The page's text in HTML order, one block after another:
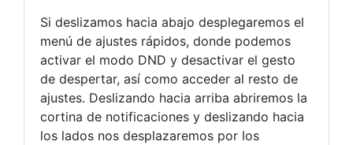
Si deslizamos hacia abajo desplegaremos el
menú de ajustes rápidos, donde podemos
activar el modo DND y desactivar el gesto
de despertar, así como acceder al resto de
ajustes. Deslizando hacia arriba abriremos la
cortina de notificaciones y deslizando hacia
los lados nos desplazaremos por los